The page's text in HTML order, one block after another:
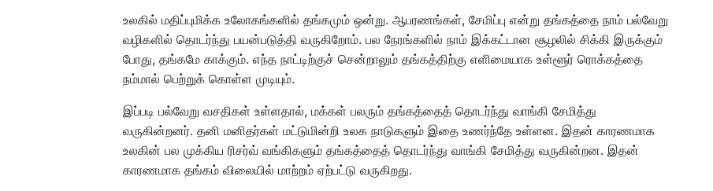
உலகில் மதிப்புமிக்க உலோகங்களில் தங்கமும் ஒன்று. ஆபரணங்கள், சேமிப்பு என்று தங்கத்தை நாம் பல்வேறு
வழிகளில் தொடர்ந்து பயன்படுத்தி வருகிறோம். பல நேரங்களில் நாம் இக்கட்டான சூழலில் சிக்கி இருக்கும்
போது, தங்கமே காக்கும். எந்த நாட்டிற்குச் சென்றாலும் தங்கத்திற்கு எளிமையாக உள்ளூர் ரொக்கத்தை
நம்மால் பெற்றுக் கொள்ள முடியும்.
இப்படி பல்வேறு வசதிகள் உள்ளதால், மக்கள் பலரும் தங்கத்தைத் தொடர்ந்து வாங்கி சேமித்து
வருகின்றனர். தனி மனிதர்கள் மட்டுமின்றி உலக நாடுகளும் இதை உணர்ந்தே உள்ளன. இதன் காரணமாக
உலகின் பல முக்கிய ரிசர்வ் வங்கிகளும் தங்கத்தைத் தொடர்ந்து வாங்கி சேமித்து வருகின்றன. இதன்
காரணமாக தங்கம் விலையில் மாற்றம் ஏற்பட்டு வருகிறது.